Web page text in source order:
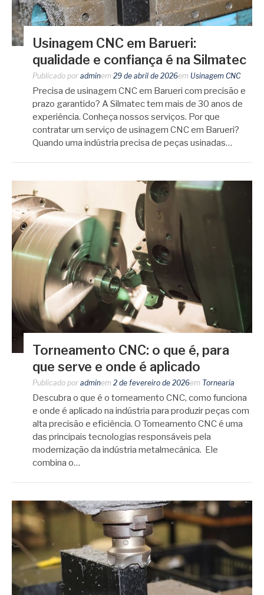
Usinagem CNC em Barueri:
qualidade e confiança é na Silmatec
Publicado por adminem 29 de abril de 2026em Usinagem CNC
Precisa de usinagem CNC em Barueri com precisão e
prazo garantido? A Silmatec tem mais de 30 anos de
experiência. Conheça nossos serviços. Por que
contratar um serviço de usinagem CNC em Barueri?
Quando uma indústria precisa de peças usinadas…
Torneamento CNC: o que é, para
que serve e onde é aplicado
Publicado por adminem 2 de fevereiro de 2026em Tornearia
Descubra o que é o torneamento CNC, como funciona
e onde é aplicado na indústria para produzir peças com
alta precisão e eficiência. O Torneamento CNC é uma
das principais tecnologias responsáveis pela
modernização da indústria metalmecânica. Ele
combina o…